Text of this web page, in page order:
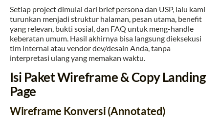
Setiap project dimulai dari brief persona dan USP, lalu kami
turunkan menjadi struktur halaman, pesan utama, benefit
yang relevan, bukti sosial, dan FAQ untuk meng-handle
keberatan umum. Hasil akhirnya bisa langsung dieksekusi
tim internal atau vendor dev/desain Anda, tanpa
interpretasi ulang yang memakan waktu.
Isi Paket Wireframe & Copy Landing
Page
Wireframe Konversi (Annotated)